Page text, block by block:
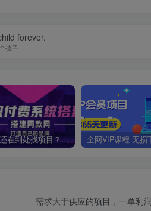
forever.
孩子
你还在到处找项目？还在当韭菜？我靠卖项目一个月收入5万+，曾经我也是个失败者。
需求大于供应的项目，一单利